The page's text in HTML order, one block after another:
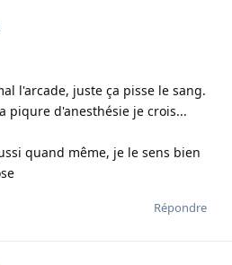
l'arcade, juste ça pisse le sang.
piqure d'anesthésie je crois...
quand même, je le sens bien
Répondre